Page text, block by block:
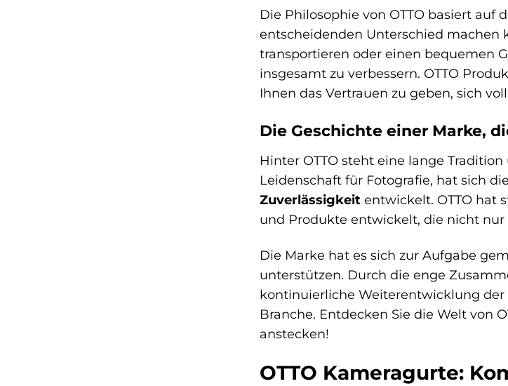
Die Philosophie von OTTO basiert auf
entscheidenden Unterschied machen
transportieren oder einen bequemen
insgesamt zu verbessern. OTTO
Ihnen das Vertrauen zu geben, sich
Die Geschichte einer Marke,
Hinter OTTO steht eine lange
Leidenschaft für Fotografie, hat sich
Zuverlässigkeitentwickelt. OTTO hat
und Produkte entwickelt, die nicht
Die Marke hat es sich zur Aufgabe
unterstützen. Durch die enge
kontinuierliche Weiterentwicklung der
Branche. Entdecken Sie die Welt von
anstecken!
OTTO Kameragurte: